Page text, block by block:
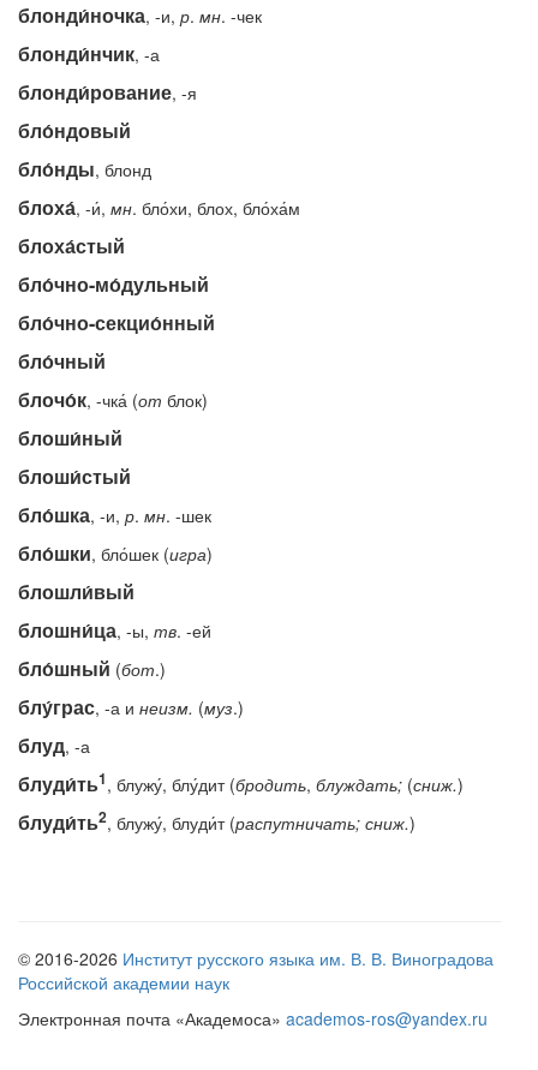
блонди́ночка, -и, р. мн. -чек
блонди́нчик, -а
блонди́рование, -я
бло́ндовый
бло́нды, блонд
блоха́, -и́, мн. бло́хи, блох, бло́ха́м
блоха́стый
бло́чно-мо́дульный
бло́чно-секцио́нный
бло́чный
блочо́к, -чка́ (от блок)
блоши́ный
блоши́стый
бло́шка, -и, р. мн. -шек
бло́шки, бло́шек (игра)
блошли́вый
блошни́ца, -ы, тв. -ей
бло́шный (бот.)
блу́грас, -а и неизм. (муз.)
блуд, -а
блуди́ть1, блужу́, блу́дит (бродить, блуждать; (сниж.)
блуди́ть2, блужу́, блуди́т (распутничать; сниж.)
© 2016-2026 Институт русского языка им. В. В. Виноградова
Российской академии наук
Электронная почта «Академоса» academos-ros@yandex.ru